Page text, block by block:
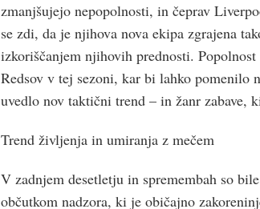
zmanjšujejo nepopolnosti, in čeprav
se zdi, da je njihova nova ekipa zgrajena
izkoriščanjem njihovih prednosti.
Redsov v tej sezoni, kar bi lahko pomenilo
uvedlo nov taktični trend – in žanr zabave,
Trend življenja in umiranja z mečem
V zadnjem desetletju in spremembah so
občutkom nadzora, ki je običajno